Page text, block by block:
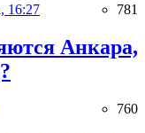
16:27 781
Анкара,
760